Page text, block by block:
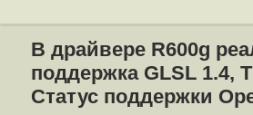
В драйвере R600g
поддержка GLSL 1.4,
Статус поддержки